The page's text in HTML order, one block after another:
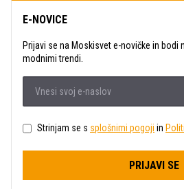
E-NOVICE
Prijavi se na Moskisvet e-novičke in bodi
modnimi trendi.
Strinjam se s splošnimi pogoji in
PRIJAVI SE